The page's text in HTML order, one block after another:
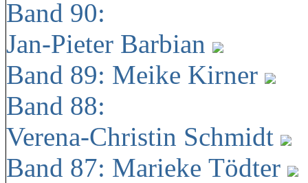
Band 90:
Jan-Pieter Barbian
Band 89: Meike Kirner
Band 88:
Verena-Christin Schmidt
Band 87: Marieke Tödter